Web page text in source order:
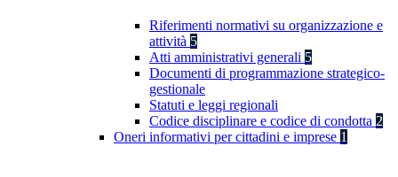
Riferimenti normativi su organizzazione e
attività 5
Atti amministrativi generali 5
Documenti di programmazione strategico-
gestionale
Statuti e leggi regionali
Codice disciplinare e codice di condotta 2
Oneri informativi per cittadini e imprese 1